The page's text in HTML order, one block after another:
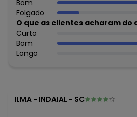
maio/2026
abril/2026
março/2026
fevereiro/2026
Bom
Folgado
O que as clientes acharam
Curto
Bom
Longo
ILMA - INDAIAL - SC